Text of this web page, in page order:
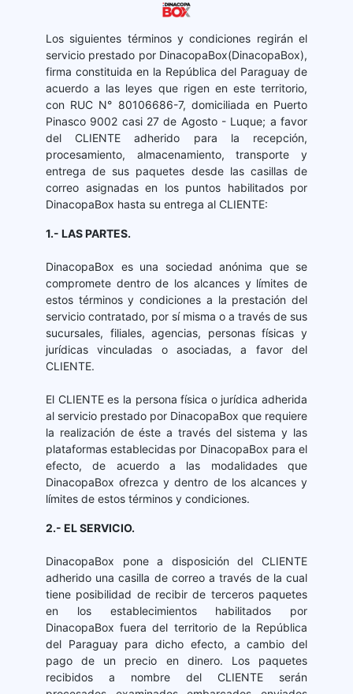
Los siguientes términos y condiciones regirán el
servicio prestado por DinacopaBox(DinacopaBox),
firma constituida en la República del Paraguay de
acuerdo a las leyes que rigen en este territorio,
con RUC N° 80106686-7, domiciliada en Puerto
Pinasco 9002 casi 27 de Agosto - Luque; a favor
del CLIENTE adherido para la recepción,
procesamiento, almacenamiento, transporte y
entrega de sus paquetes desde las casillas de
correo asignadas en los puntos habilitados por
DinacopaBox hasta su entrega al CLIENTE:
1.- LAS PARTES.
DinacopaBox es una sociedad anónima que se
compromete dentro de los alcances y límites de
estos términos y condiciones a la prestación del
servicio contratado, por sí misma o a través de sus
sucursales, filiales, agencias, personas físicas y
jurídicas vinculadas o asociadas, a favor del
CLIENTE.
El CLIENTE es la persona física o jurídica adherida
al servicio prestado por DinacopaBox que requiere
la realización de éste a través del sistema y las
plataformas establecidas por DinacopaBox para el
efecto, de acuerdo a las modalidades que
DinacopaBox ofrezca y dentro de los alcances y
límites de estos términos y condiciones.
2.- EL SERVICIO.
DinacopaBox pone a disposición del CLIENTE
adherido una casilla de correo a través de la cual
tiene posibilidad de recibir de terceros paquetes
en los establecimientos habilitados por
DinacopaBox fuera del territorio de la República
del Paraguay para dicho efecto, a cambio del
pago de un precio en dinero. Los paquetes
recibidos a nombre del CLIENTE serán